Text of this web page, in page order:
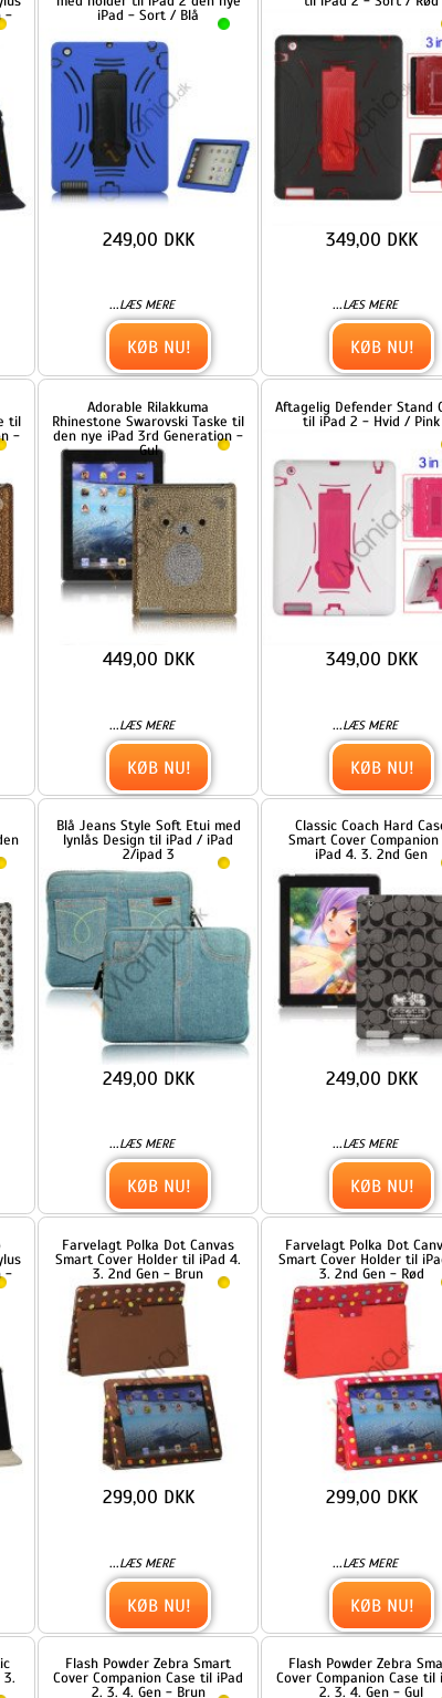
...LÆS MERE
249,00 DKK
KØB NU!
LÆS MERE
349,00 DKK
Rhinestone Swarovski Taske til
den nye iPad 3rd Generation -
LÆS MERE
449,00 DKK
LÆS MERE
349,00 DKK
KØB NU!
Blå Jeans Style Soft Etui med
... LÆS MERE
249,00 DKK
KØB NU!
Classic Coach Hard Case
LÆS MERE
249,00 DKK
KØB NU!
Farvelagt Polka Dot Canvas
Smart Cover Holder til iPad 4.
3. 2nd Gen - Brun
LÆS MERE
299,00 DKK
KØB NU!
Farvelagt Polka Dot Canvas
Smart Cover Holder til iPad 4.
3. 2nd Gen - Rød
LÆS MERE
299,00 DKK
KØB NU!
Flash Powder Zebra Smart
Cover Companion Case til iPad
2. 3. 4. Gen - Brun
Flash Powder Zebra Smart
Cover Companion Case til iPad